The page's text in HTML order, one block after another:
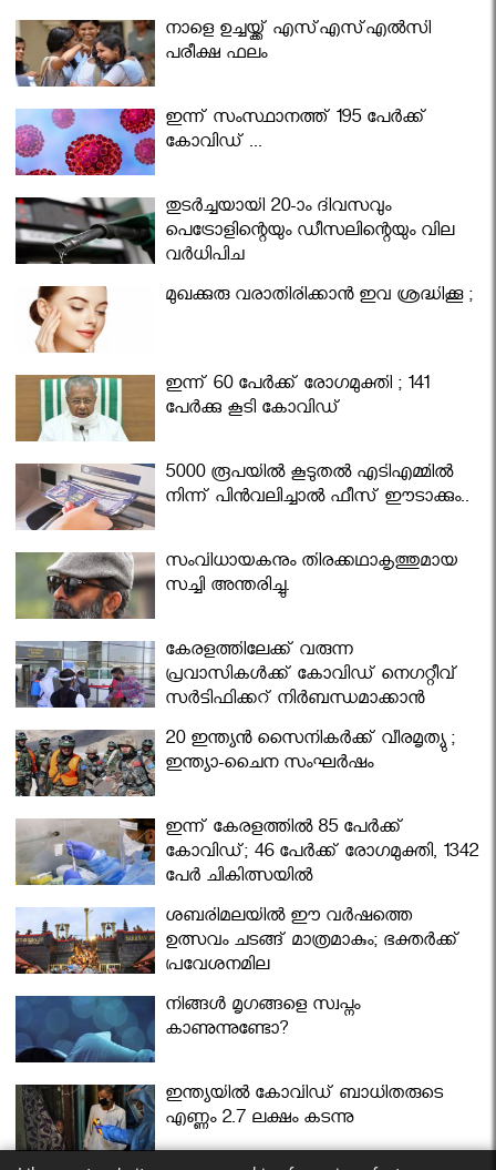
നാളെ ഉച്ചയ്ക്ക് എസ്എസ്എല്‍സി
പരീക്ഷ ഫലം
ഇന്ന് സംസ്ഥാനത്ത് 195 പേര്‍ക്ക്
കോവിഡ് ...
തുടർച്ചയായി 20-ാം ദിവസവും
പെട്രോളിന്റെയും ഡീസലിന്റെയും വില
വര്‍ധിപ്പിച്ചു
മുഖക്കുരു വരാതിരിക്കാന്‍ ഇവ ശ്രദ്ധിക്കൂ ;
ഇന്ന് 60 പേർക്ക് രോഗമുക്തി ; 141
പേര്‍ക്കു കൂടി കോവിഡ്
5000 രൂപയിൽ കൂടുതൽ എടിഎമ്മിൽ
നിന്ന് പിൻവലിച്ചാൽ ഫീസ് ഈടാക്കും..
സംവിധായകനും തിരക്കഥാകൃത്തുമായ
സച്ചി അന്തരിച്ചു.
കേരളത്തിലേക്ക് വരുന്ന
പ്രവാസികള്‍ക്ക് കോവിഡ് നെഗറ്റീവ്
സര്‍ട്ടിഫിക്കറ്റ് നിർബന്ധമാക്കാൻ
മന്ത്രിസഭ
20 ഇന്ത്യൻ സൈനികർക്ക് വീരമൃത്യു ;
ഇന്ത്യാ-ചൈന സംഘർഷം
ഇന്ന് കേരളത്തിൽ 85 പേർക്ക്
കോവിഡ്; 46 പേർക്ക് രോഗമുക്തി, 1342
പേർ ചികിത്സയിൽ
ശബരിമലയില്‍ ഈ വർഷത്തെ
ഉത്സവം ചടങ്ങ് മാത്രമാകും; ഭക്തർക്ക്
പ്രവേശനമില്ല
നിങ്ങള്‍ മൃഗങ്ങളെ സ്വപ്നം
കാണുന്നുണ്ടോ?
ഇന്ത്യയിൽ കോവിഡ് ബാധിതരുടെ
എണ്ണം 2.7 ലക്ഷം കടന്നു